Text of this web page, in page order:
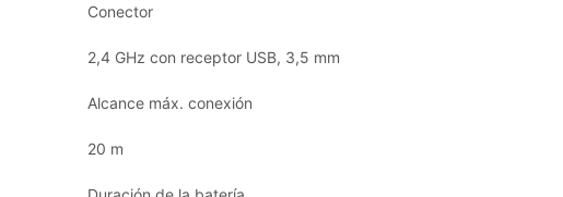
Conector
2,4 GHz con receptor USB, 3,5 mm
Alcance máx. conexión
20 m